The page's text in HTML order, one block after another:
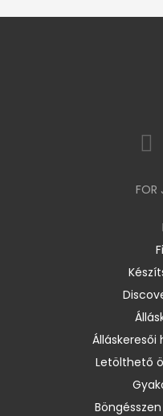
FOR
Álláskeresői
Letölthető